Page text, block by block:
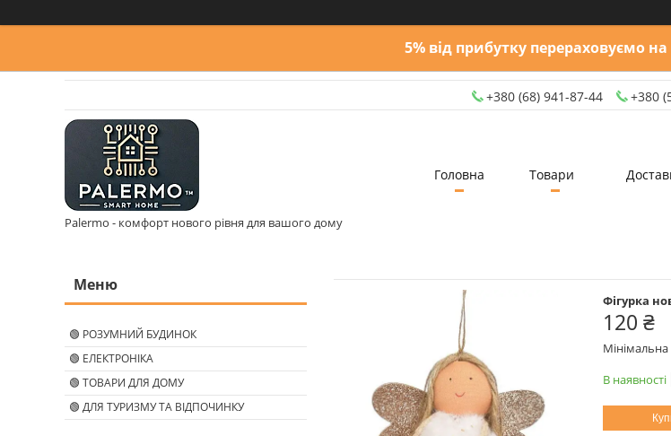
5% від прибутку перераховуємо
+380 (68) 941-87-44 +380
Palermo - комфорт нового рівня для вашого дому
Головна Товари
Фігурка
120 ₴
В наявності
🟢 РОЗУМНИЙ БУДИНОК
🟢 ЕЛЕКТРОНІКА
🟢 ТОВАРИ ДЛЯ ДОМУ
🟢 ДЛЯ ТУРИЗМУ ТА ВІДПОЧИНКУ